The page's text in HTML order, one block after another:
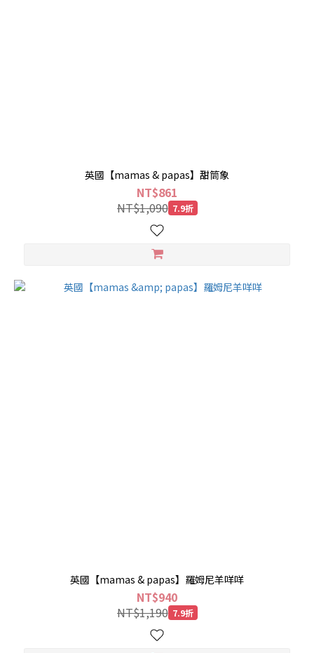
英國【mamas & papas】甜筒象
NT$861
NT$1,090 7.9折
英國【mamas & papas】羅姆尼羊咩咩
NT$940
NT$1,190 7.9折